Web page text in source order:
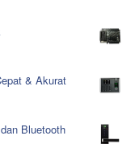
& Akurat
Bluetooth